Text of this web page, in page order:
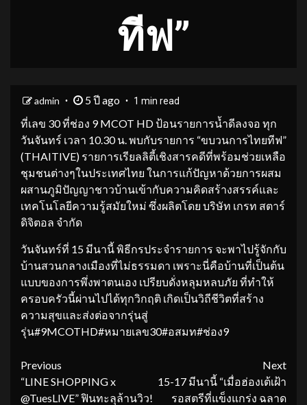
ทีฟ”
admin 5 ปี ago 1 min read
ที่เลข 30 ที่ช่อง 9 MCOT HD ป้อนรายการน้ำดีลงจอ ทุก
วันจันทร์ เวลา 10.30 น. พบกับรายการ “ขบวนการไทยทีฟ”
(THAITIVE) รายการเรียลลิตี้เชิงสารคดีที่พร้อมช่วยเหลือ
ชุมชนต่างๆในประเทศไทย ในการแก้ปัญหาด้วยการผสม
ผสานภูมิปัญญาชาวบ้านเข้ากับความคิดสร้างสรรค์และ
เทคโนโลยีความรู้สมัยใหม่ ซึ่งผลิตโดย บริษัท เกรท สตาร์
ดิจิตอล จำกัด
วันจันทร์ที่ 15 มีนานี้ พิธีกรประจำรายการ จะพาไปรู้จักกับ
บ้านสวนกลางเมืองที่ไม่ธรรมดา เพราะนี่คือบ้านที่เป็นต้น
แบบของการพึ่งพาตนเอง เปรียบดั่งหลุมหลบภัย ที่ทำให้
ครอบครัวนี้ผ่านไปได้ทุกวิกฤติ เกิดเป็นวิถีชีวิตที่สร้าง
ความสุขและส่งต่อจากรุ่นสู่
รุ่น#9MCOTHD#หมายเลข30#อสมท#ช่อง9
Continue
Reading
Previous
“LINE SHOPPING x
@TuesLIVE” ฟินทะลุล้านวิว!
Next
15-17 มีนานี้ “เมื่อฮ่องเต้เฝ้า
รอสตรีที่แข็งแกร่ง ฉลาด